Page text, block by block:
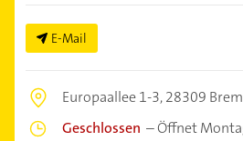
E-Mail
Europaallee 1-3,28309
Geschlossen –Öffnet